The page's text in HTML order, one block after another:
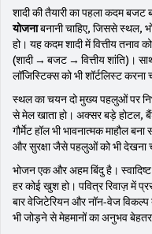
शादी की तैयारी का पहला कदम
योजनाबनानी चाहिए, जिससे
हो। यह कदम शादी में वित्तीय
(शादी → बजट → वित्तीय शांति)।
लॉजिस्टिक्स को भी शॉर्टलिस्ट करना
स्थल का चयन दो मुख्य पहलुओं पर
से मेल खाता हो। अक्सर बड़े होटल,
गौर्मेट हॉल भी भावनात्मक माहौल
और सुरक्षा जैसे पहलुओं को भी देखना
भोजन एक और अहम बिंदु है। स्वादिष्ट
हर कोई खुश हो। पवित्र रिवाज़ में
बार वेजिटेरियन और नॉन-वेज
भी जोड़ने से मेहमानों का अनुभव बेहतर